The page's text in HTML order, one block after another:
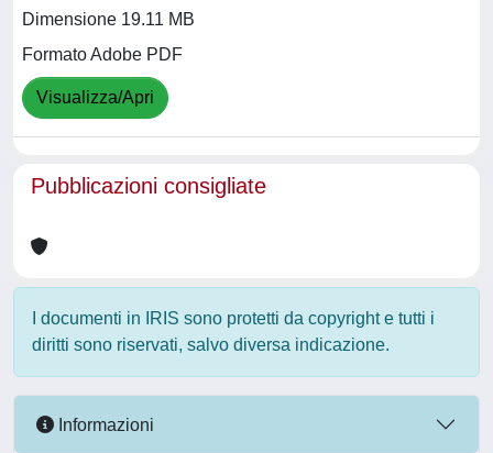
Dimensione 19.11 MB
Formato Adobe PDF
Visualizza/Apri
Pubblicazioni consigliate
I documenti in IRIS sono protetti da copyright e tutti i
diritti sono riservati, salvo diversa indicazione.
Informazioni